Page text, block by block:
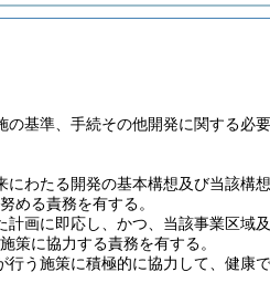
基準、手続その他開発に関する必
わたる開発の基本構想及び当該構
める責務を有する。
計画に即応し、かつ、当該事業区域
策に協力する責務を有する。
う施策に積極的に協力して、健康